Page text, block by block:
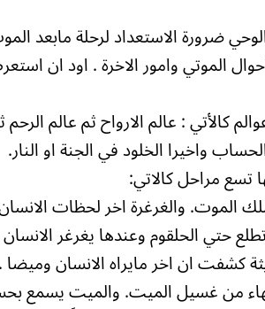
ضرورة الاستعداد لرحلة مابعد
الموتي وامور الاخرة . اود ان
كالأتي : عالم الارواح ثم عالم الرحم
واخيرا الخلود في الجنة او النار.
تسع مراحل كالاتي:
الموت. والغرغرة اخر لحظات الانسان
حتي الحلقوم وعندها يغرغر
كشفت ان اخر مايراه الانسان
من غسيل الميت. والميت يسمع